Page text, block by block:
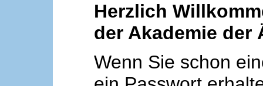
Herzlich
der Akademie der
Wenn Sie schon